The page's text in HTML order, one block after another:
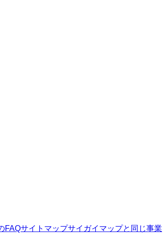
FAQサイトマップサイガイマップと同じ事業